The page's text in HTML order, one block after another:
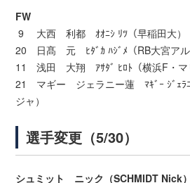
FW
9 大西 利都 ｵｵﾆｼ ﾘﾂ（早稲田大）
20 日髙 元 ﾋﾀﾞｶ ﾊｼﾞﾒ（RB大宮アル
11 浅田 大翔 ｱｻﾀﾞ ﾋﾛﾄ（横浜F・マ
21 マギー ジェラニー蓮 ﾏｷﾞｰ ｼﾞｪﾗﾆ
ジャ）
選手変更（5/30）
シュミット ニック（SCHMIDT Nick）